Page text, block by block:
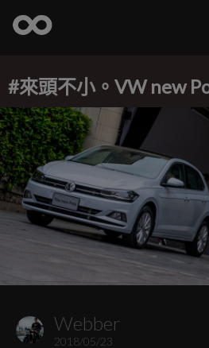
#來頭不小。VW new
Webber
2018/05/23